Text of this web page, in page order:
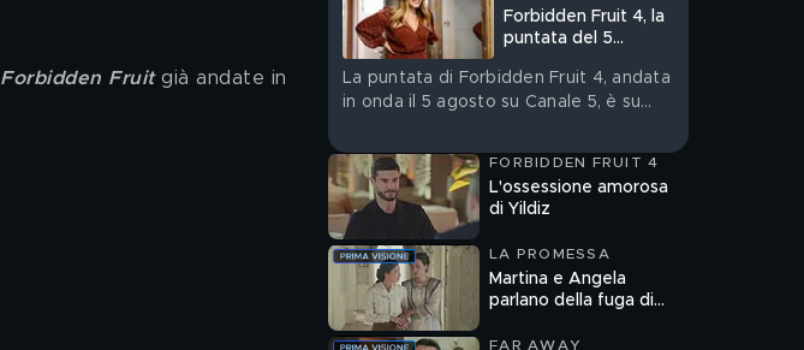
Forbidden Fruit già andate in
Forbidden Fruit 4, la
puntata del 5
La puntata di Forbidden Fruit 4, andata
in onda il 5 agosto su Canale 5, è su
FORBIDDEN FRUIT 4
L'ossessione amorosa
di Yildiz
LA PROMESSA
Martina e Angela
parlano della fuga di
FAR AWAY